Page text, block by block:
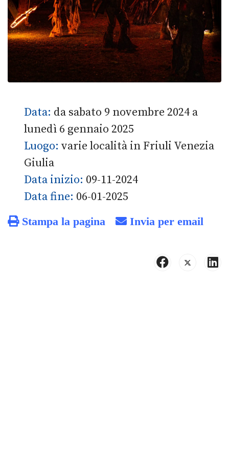
Data: da sabato 9 novembre 2024 a
lunedì 6 gennaio 2025
Luogo: varie località in Friuli Venezia
Giulia
Data inizio: 09-11-2024
Data fine: 06-01-2025
Stampa la pagina Invia per email